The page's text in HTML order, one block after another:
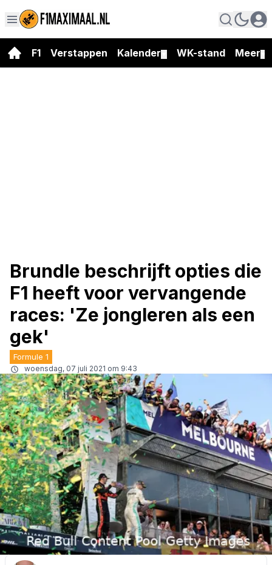
F1 Verstappen Kalender WK-stand Meer
Brundle beschrijft opties die
F1 heeft voor vervangende
races: 'Ze jongleren als een
gek'
Formule 1
woensdag, 07 juli 2021 om 9:43